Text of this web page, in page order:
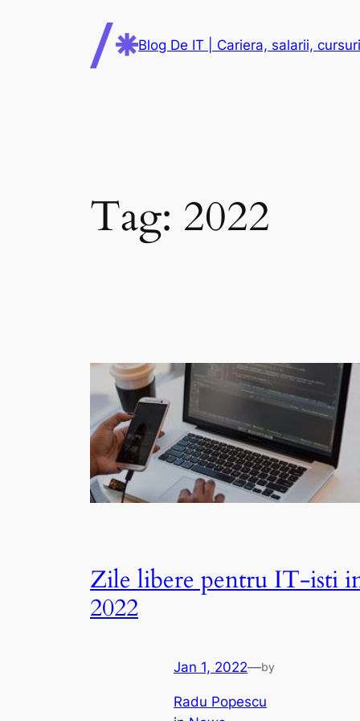
Blog De IT | Cariera, salarii,
Tag: 2022
Zile libere pentru IT-isti
2022
Jan 1, 2022—by
Radu Popescu